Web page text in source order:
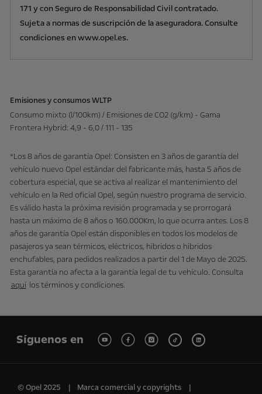
171 y con Seguro de Responsabilidad Civil contratado.
Sujeta a normas de suscripción de la aseguradora. Consulte
condiciones en www.opel.es.
Emisiones y consumos WLTP
Consumo mixto (l/100km) / Emisiones de CO2 (g/km) - Gama
Frontera Hybrid: 4,9 - 6,0 / 111 - 135
*Los 8 años de garantía Opel: Consisten en 3 años de garantía del
vehículo nuevo Opel estándar del fabricante más, hasta 5 años de
cobertura especial, que se activa al realizar el mantenimiento del
vehículo en la Red oficial Opel, según nuestro programa de servicio.
Es válido hasta la próxima revisión programada y se prorrogará
hasta un máximo de 8 años o 160.000Km, lo que ocurra antes. Los 8
años de garantía Opel están disponibles en todos los modelos de
pasajeros ya sean térmicos, eléctricos, hibridos o hibridos
enchufables, para pedidos realizados a partir del 1 de Mayo de 2025.
Esta garantía no afecta a la garantía legal de tu vehículo. Consulta
aquí los términos y condiciones.
Síguenos en
© Opel 2025
Marca comercial y copyrights